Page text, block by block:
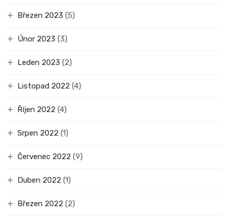
Březen 2023 (5)
Únor 2023 (3)
Leden 2023 (2)
Listopad 2022 (4)
Říjen 2022 (4)
Srpen 2022 (1)
Červenec 2022 (9)
Duben 2022 (1)
Březen 2022 (2)